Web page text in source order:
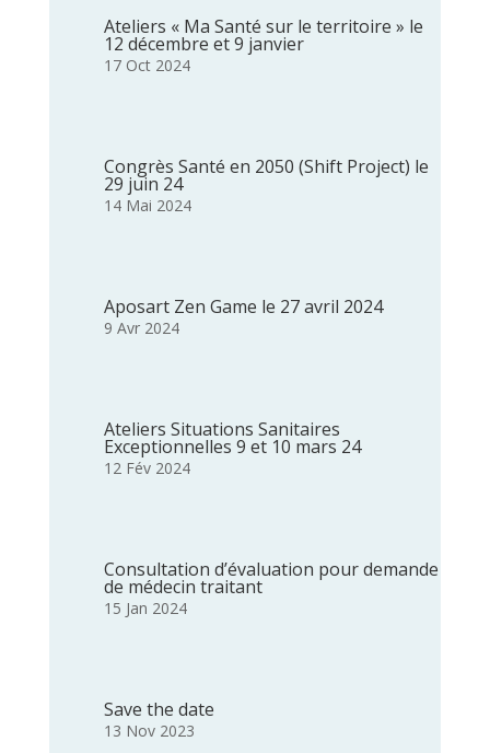
Ateliers « Ma Santé sur le territoire » le
12 décembre et 9 janvier
17 Oct 2024
Congrès Santé en 2050 (Shift Project) le
29 juin 24
14 Mai 2024
Aposart Zen Game le 27 avril 2024
9 Avr 2024
Ateliers Situations Sanitaires
Exceptionnelles 9 et 10 mars 24
12 Fév 2024
Consultation d’évaluation pour demande
de médecin traitant
15 Jan 2024
Save the date
13 Nov 2023